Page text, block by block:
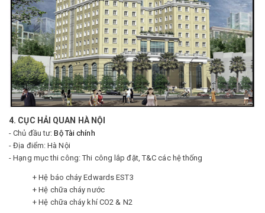
4. CỤC HẢI QUAN HÀ NỘI
- Chủ đầu tư:Bộ Tài chính
- Địa điểm: Hà Nội
- Hạng mục thi công: Thi công lắp đặt, T&C các hệ thống
+ Hệ báo cháy Edwards EST3
+ Hệ chữa cháy nước
+ Hệ chữa cháy khí CO2 & N2